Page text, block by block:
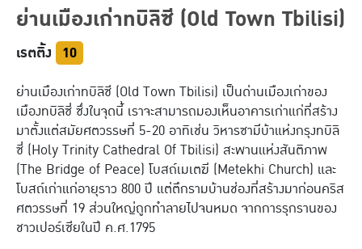
ฮ่องกง
มาเก๊า
ไทย
อินเดีย
ยุโรปเที่ยวไหนดี
ฝรั่งเศส
ออสเตรีย
ฟินแลนด์
นอร์เวย์
ย่านเมืองเก่าทบิลิซี (Old Town Tbilisi)
เรตติ้ง 10
ย่านเมืองเก่าทบิลิซี (Old Town Tbilisi) เป็นด่านเมืองเก่าของ
เมืองทบิลิซี่ ซึ่งในจุดนี้ เราจะสามารถมองเห็นอาคารเก่าแก่ที่สร้าง
มาตั้งแต่สมัยศตวรรษที่ 5-20 อาทิเช่น วิหารซามีบ้าแห่งกรุงทบิลิ
ซี่ (Holy Trinity Cathedral Of Tbilisi) สะพานแห่งสันติภาพ
(The Bridge of Peace) โบสถ์เมเตฆี (Metekhi Church) และ
โบสถ์เก่าแก่อายุราว 800 ปี แต่ตึกรามบ้านช่องที่สร้างมาก่อนคริส
ศตวรรษที่ 19 ส่วนใหญ่ถูกทำลายไปจนหมด จากการรุกรานของ
ชาวเปอร์เซียในปี ค.ศ.1795